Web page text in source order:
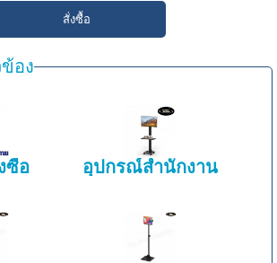
ข้อง
ซื้อ อุปกรณ์สำนักงาน